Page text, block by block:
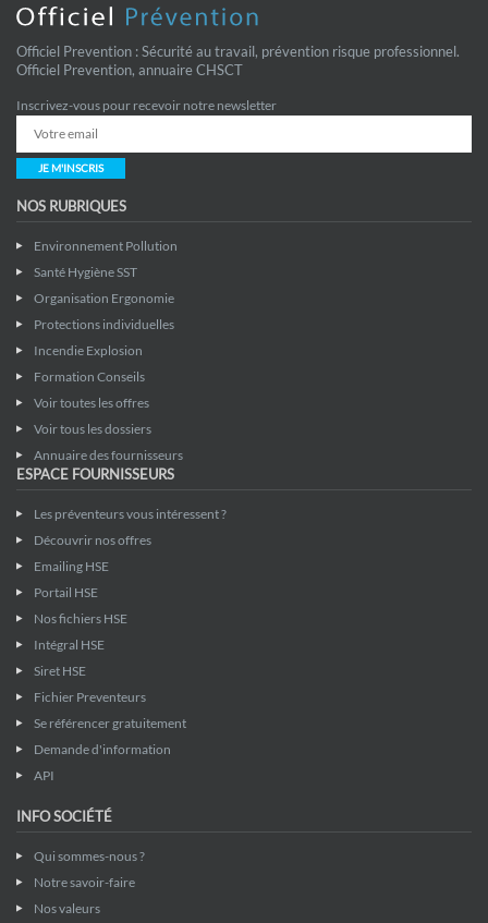
Officiel Prevention : Sécurité au travail, prévention risque professionnel.
Officiel Prevention, annuaire CHSCT
Inscrivez-vous pour recevoir notre newsletter
JE M'INSCRIS
NOS RUBRIQUES
Environnement Pollution
Santé Hygiène SST
Organisation Ergonomie
Protections individuelles
Incendie Explosion
Formation Conseils
Voir toutes les offres
Voir tous les dossiers
Annuaire des fournisseurs
ESPACE FOURNISSEURS
Les préventeurs vous intéressent ?
Découvrir nos offres
Emailing HSE
Portail HSE
Nos fichiers HSE
Intégral HSE
Siret HSE
Fichier Preventeurs
Se référencer gratuitement
Demande d'information
API
INFO SOCIÉTÉ
Qui sommes-nous ?
Notre savoir-faire
Nos valeurs